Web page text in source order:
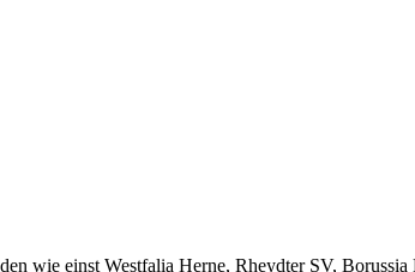
wie einst Westfalia Herne, Rheydter SV, Borussia